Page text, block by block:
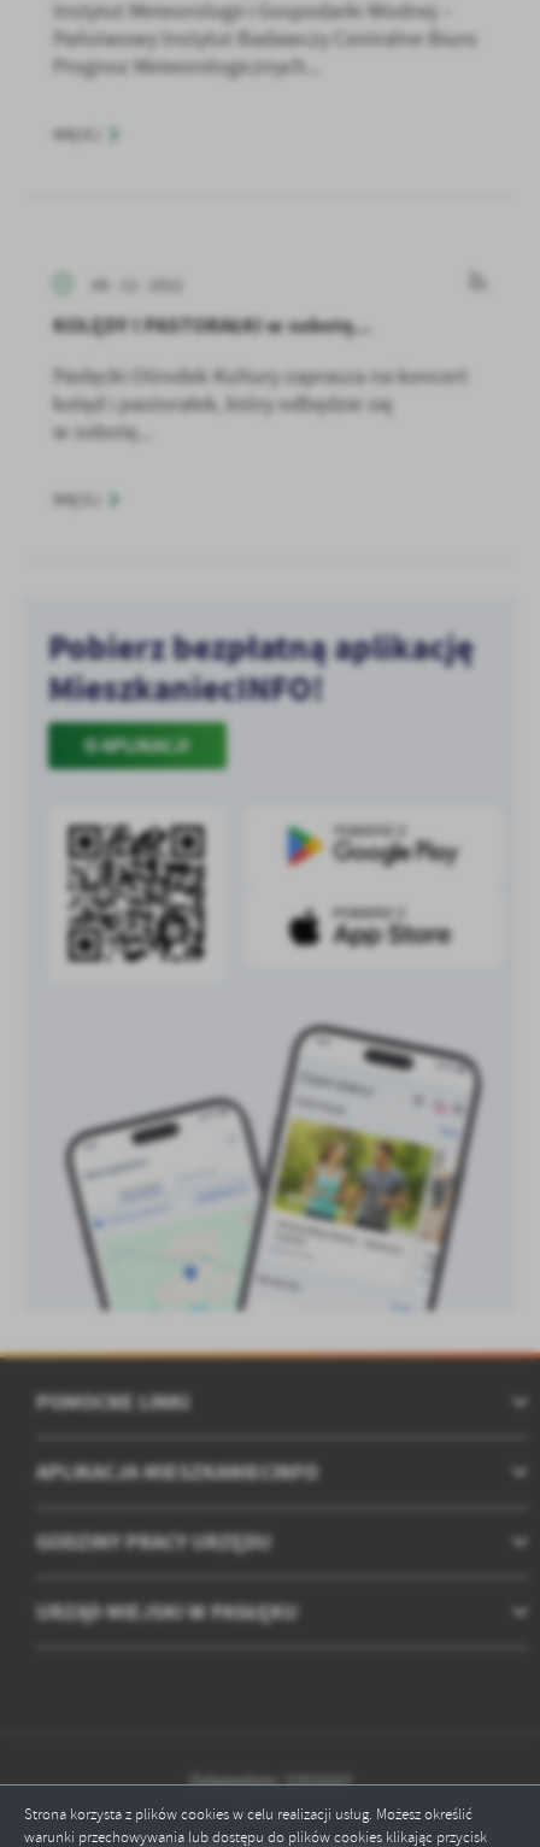
Strona korzysta z plików cookies w celu realizacji usług. Możesz określić
warunki przechowywania lub dostępu do plików cookies klikając przycisk
Instytut Meteorologii i Gospodarki Wodnej –
Państwowy Instytut Badawczy Centralne Biuro
Prognoz Meteorologicznych...
08 - 12 - 2022
KOLĘDY I PASTORAŁKI w sobotę...
Pasłęcki Ośrodek Kultury zaprasza na koncert
kolęd i pastorałek, który odbędzie się
w sobotę...
Pobierz bezpłatną aplikację
MieszkaniecINFO!
O APLIKACJI
POMOCNE LINKI
APLIKACJA MIESZKANIECINFO
GODZINY PRACY URZĘDU
URZĄD MIEJSKI W PASŁĘKU
Odwiedzin: 2253337
Online: 5